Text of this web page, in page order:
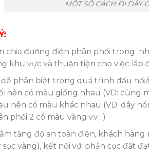
MỘT SỐ CÁCH ĐI DÂY
chia đường điện phân phối trong
khu vực và thuận tiện cho việc lắp
phân biệt trong quá trình đấu
nên có màu giống nhau (VD: cùng
nên có màu khác nhau (VD: dây
phối 2 có màu vàng v.v…)
tăng độ an toàn điện, khách
sọc vàng), kết nối với phần cọc đất